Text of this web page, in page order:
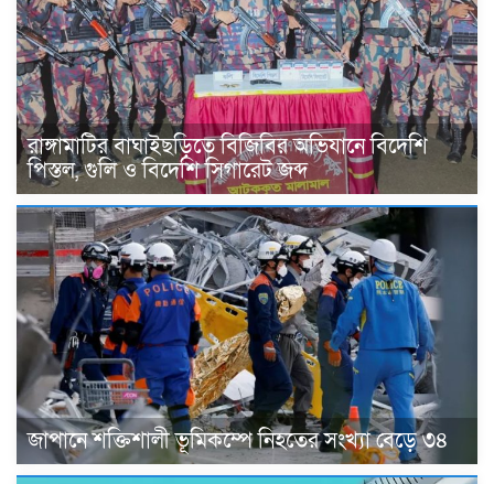
রাঙ্গামাটির বাঘাইছড়িতে বিজিবির অভিযানে বিদেশি
পিস্তল, গুলি ও বিদেশি সিগারেট জব্দ
জাপানে শক্তিশালী ভূমিকম্পে নিহতের সংখ্যা বেড়ে ৩৪